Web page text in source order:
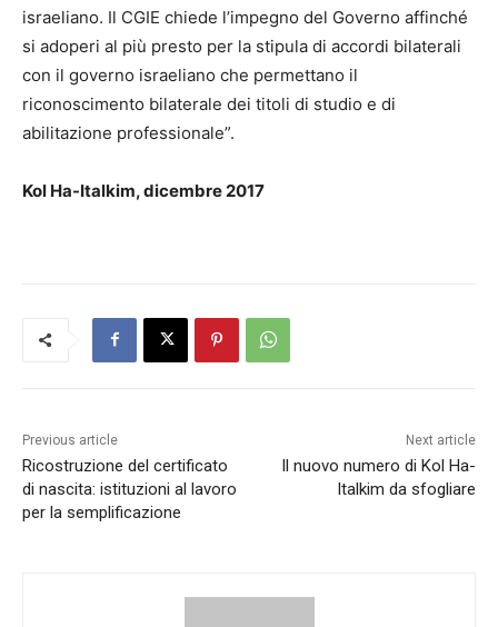
israeliano. Il CGIE chiede l’impegno del Governo affinché
si adoperi al più presto per la stipula di accordi bilaterali
con il governo israeliano che permettano il
riconoscimento bilaterale dei titoli di studio e di
abilitazione professionale”.
Kol Ha-Italkim, dicembre 2017
Previous article
Ricostruzione del certificato
di nascita: istituzioni al lavoro
per la semplificazione
Next article
Il nuovo numero di Kol Ha-
Italkim da sfogliare